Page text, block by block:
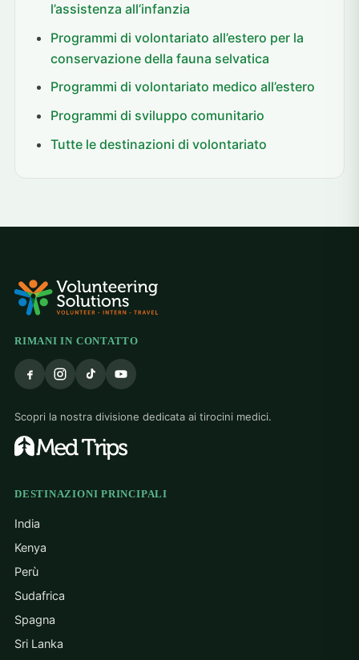
l’assistenza all’infanzia
Programmi di volontariato all’estero per la
conservazione della fauna selvatica
Programmi di volontariato medico all’estero
Programmi di sviluppo comunitario
Tutte le destinazioni di volontariato
RIMANI IN CONTATTO
Scopri la nostra divisione dedicata ai tirocini medici.
DESTINAZIONI PRINCIPALI
India
Kenya
Perù
Sudafrica
Spagna
Sri Lanka